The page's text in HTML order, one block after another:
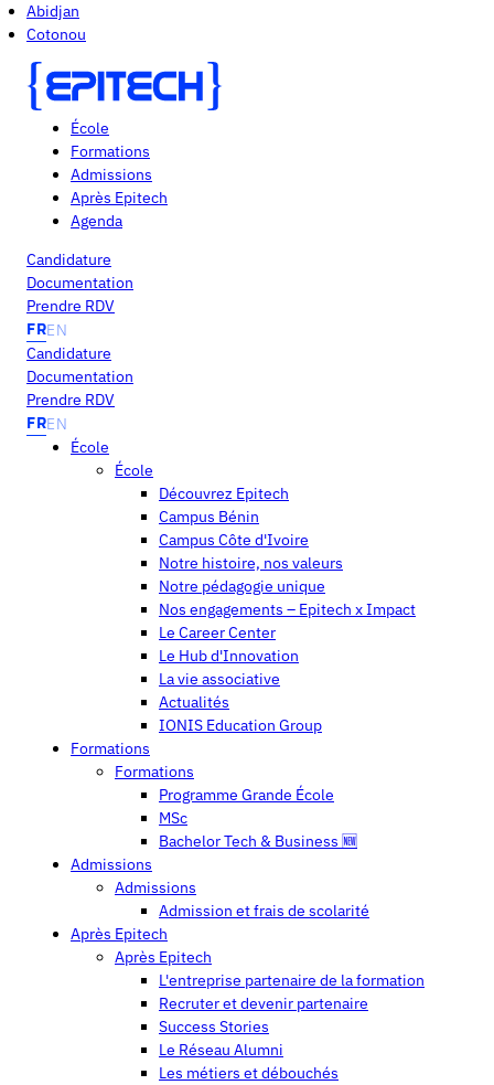
Abidjan
Cotonou
École
Formations
Admissions
Après Epitech
Agenda
Candidature
Documentation
Prendre RDV
FREN
Candidature
Documentation
Prendre RDV
FREN
École
École
Découvrez Epitech
Campus Bénin
Campus Côte d'Ivoire
Notre histoire, nos valeurs
Notre pédagogie unique
Nos engagements – Epitech x Impact
Le Career Center
Le Hub d'Innovation
La vie associative
Actualités
IONIS Education Group
Formations
Formations
Programme Grande École
MSc
Bachelor Tech & Business 🆕
Admissions
Admissions
Admission et frais de scolarité
Après Epitech
Après Epitech
L'entreprise partenaire de la formation
Recruter et devenir partenaire
Success Stories
Le Réseau Alumni
Les métiers et débouchés